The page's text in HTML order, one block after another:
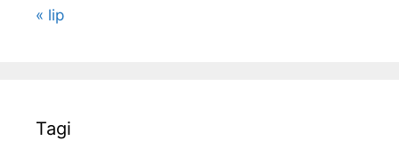
« lip
Tagi